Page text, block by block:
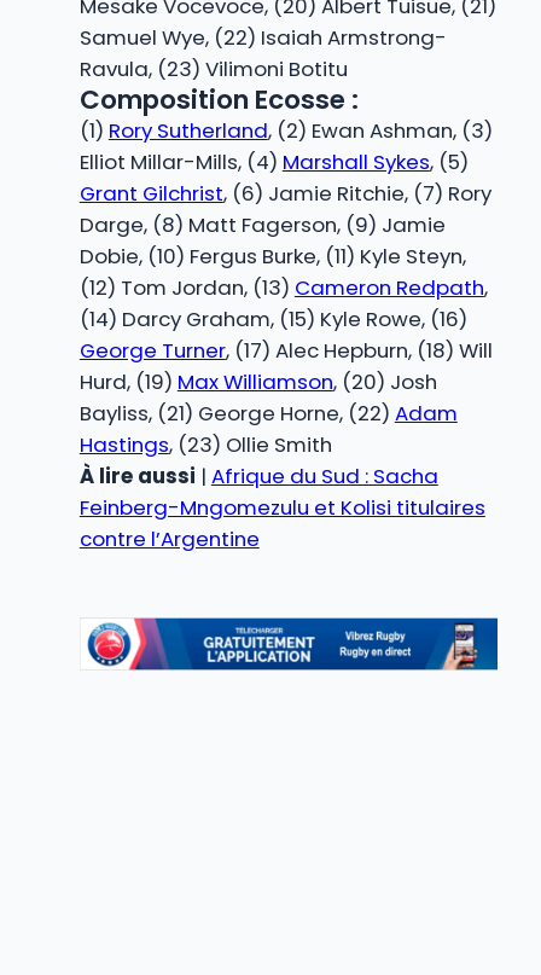
Mesake Vocevoce, (20) Albert Tuisue, (21)
Samuel Wye, (22) Isaiah Armstrong-
Ravula, (23) Vilimoni Botitu
Composition Ecosse :
(1) Rory Sutherland, (2) Ewan Ashman, (3)
Elliot Millar-Mills, (4) Marshall Sykes, (5)
Grant Gilchrist, (6) Jamie Ritchie, (7) Rory
Darge, (8) Matt Fagerson, (9) Jamie
Dobie, (10) Fergus Burke, (11) Kyle Steyn,
(12) Tom Jordan, (13) Cameron Redpath,
(14) Darcy Graham, (15) Kyle Rowe, (16)
George Turner, (17) Alec Hepburn, (18) Will
Hurd, (19) Max Williamson, (20) Josh
Bayliss, (21) George Horne, (22) Adam
Hastings, (23) Ollie Smith
À lire aussi | Afrique du Sud : Sacha
Feinberg-Mngomezulu et Kolisi titulaires
contre l’Argentine